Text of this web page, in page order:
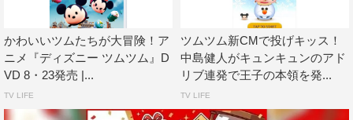
◆エピソード「ツムツム寿司」のこだわりや見どころ
日本で生まれた「ツムツム」を題材に、日本で作っている
アニメーションですから日本っぽいテーマを選びました。
かわいいツムたちが大冒険！ア
ニメ『ディズニー ツムツム』D
VD 8・23発売 |...
TV LIFE
ツムツム新CMで投げキッス！
中島健人がキュンキュンのアド
リブ連発で王子の本領を発...
TV LIFE